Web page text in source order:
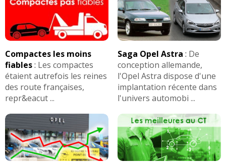
Compactes les moins
fiables: Les compactes
étaient autrefois les reines
des route françaises,
repr&eacut ...
Saga Opel Astra : De
conception allemande,
l'Opel Astra dispose d'une
implantation récente dans
l'univers automobi ...